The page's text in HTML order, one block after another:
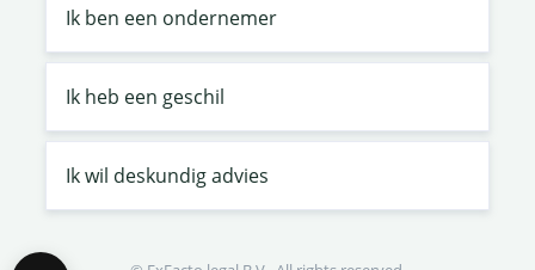
Ik ben een ondernemer
Ik heb een geschil
Ik wil deskundig advies